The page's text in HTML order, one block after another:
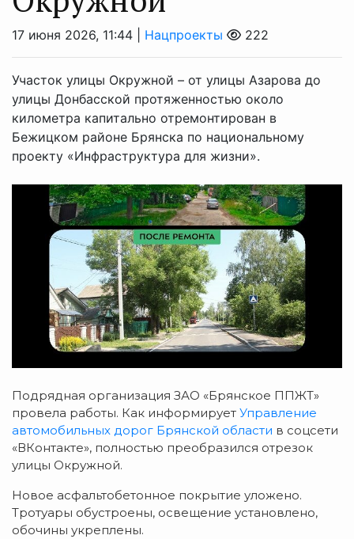
17 июня 2026, 11:44 | Нацпроекты 222
Участок улицы Окружной – от улицы Азарова до
улицы Донбасской протяженностью около
километра капитально отремонтирован в
Бежицком районе Брянска по национальному
проекту «Инфраструктура для жизни».
Подрядная организация ЗАО «Брянское ППЖТ»
провела работы. Как информирует Управление
автомобильных дорог Брянской области в соцсети
«ВКонтакте», полностью преобразился отрезок
улицы Окружной.
Новое асфальтобетонное покрытие уложено.
Тротуары обустроены, освещение установлено,
обочины укреплены.